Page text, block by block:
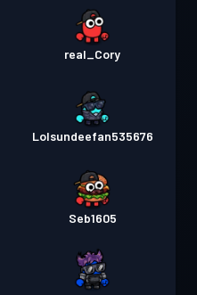
real_Cory
Lolsundeefan535676
Seb1605